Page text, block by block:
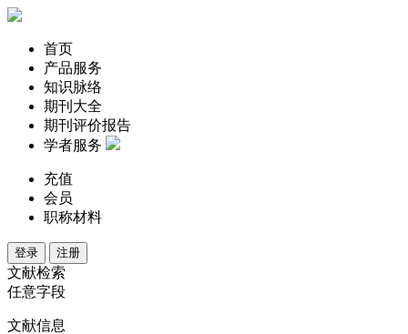
首页
产品服务
知识脉络
期刊大全
期刊评价报告
学者服务
充值
会员
职称材料
登录 注册
文献检索
任意字段
文献信息